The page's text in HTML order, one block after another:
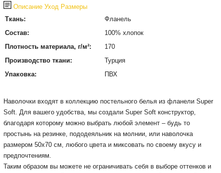
Описание Уход Размеры
Ткань:
Фланель
Состав:
100% хлопок
Плотность материала, г/м²:
170
Производство ткани:
Турция
Упаковка:
ПВХ
Наволочки входят в коллекцию постельного белья из фланели Super
Soft. Для вашего удобства, мы создали Super Soft конструктор,
благодаря которому можно выбрать любой элемент – будь то
простынь на резинке, пододеяльник на молнии, или наволочка
размером 50х70 см, любого цвета и миксовать по своему вкусу и
предпочтениям.
Таким образом вы можете не ограничивать себя в выборе оттенков и